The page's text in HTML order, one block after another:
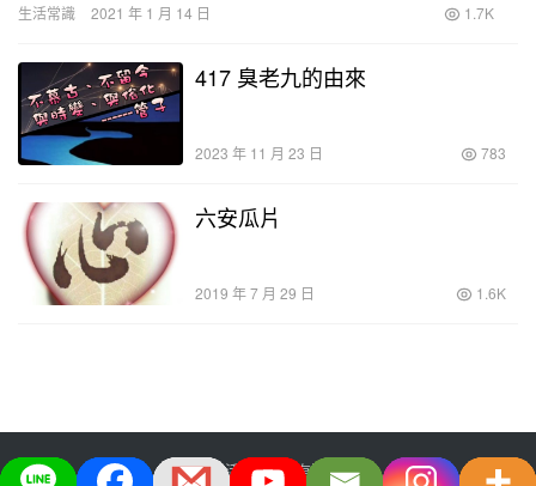
生活常識 2021 年 1 月 14 日 1.7K
417 臭老九的由來
2023 年 11 月 23 日 783
六安瓜片
2019 年 7 月 29 日 1.6K
大宅生活美学股份有限公司